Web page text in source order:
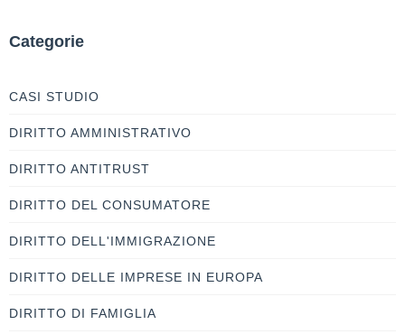
Categorie
CASI STUDIO
DIRITTO AMMINISTRATIVO
DIRITTO ANTITRUST
DIRITTO DEL CONSUMATORE
DIRITTO DELL'IMMIGRAZIONE
DIRITTO DELLE IMPRESE IN EUROPA
DIRITTO DI FAMIGLIA